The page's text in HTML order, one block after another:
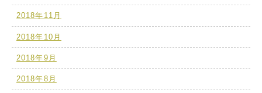
2018年11月
2018年10月
2018年9月
2018年8月